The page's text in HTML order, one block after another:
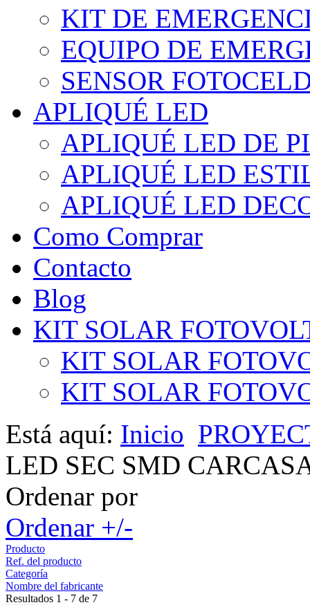
KIT DE
EQUIPO DE
SENSOR
APLIQUÉ LED
APLIQUÉ LED DE
APLIQUÉ LED
APLIQUÉ LED
Como Comprar
Contacto
Blog
KIT SOLAR
KIT SOLAR
KIT SOLAR
Está aquí: Inicio
LED SEC SMD
Ordenar por
Ordenar +/-
Producto
Ref. del producto
Categoría
Nombre del fabricante
Resultados 1 - 7 de 7